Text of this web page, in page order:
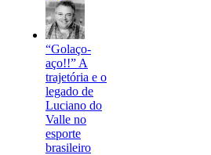
“Golaço-
aço!!” A
trajetória e o
legado de
Luciano do
Valle no
esporte
brasileiro